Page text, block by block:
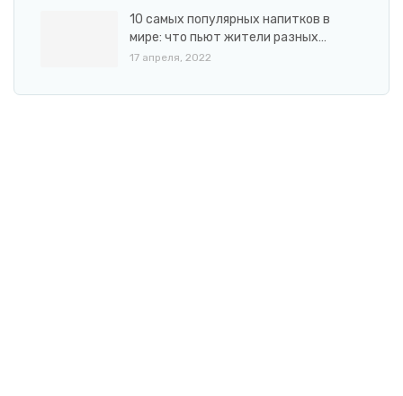
10 самых популярных напитков в
мире: что пьют жители разных…
17 апреля, 2022